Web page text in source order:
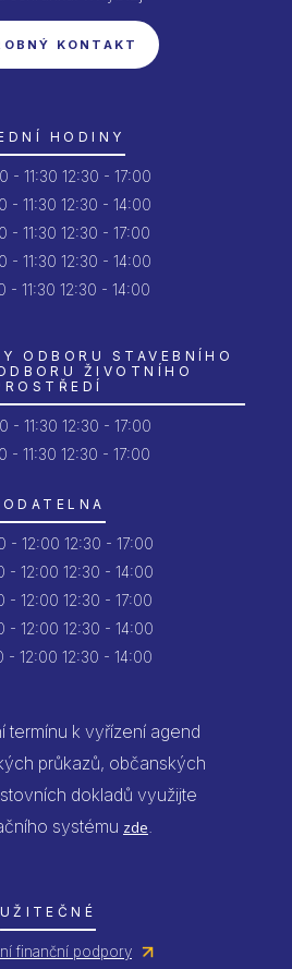
KONTAKT
HODINY
- 11:30 12:30 - 17:00
- 11:30 12:30 - 14:00
- 11:30 12:30 - 17:00
- 11:30 12:30 - 14:00
- 11:30 12:30 - 14:00
ODBORU STAVEBNÍHO
ŽIVOTNÍHO
- 11:30 12:30 - 17:00
- 11:30 12:30 - 17:00
- 12:00 12:30 - 17:00
- 12:00 12:30 - 14:00
- 12:00 12:30 - 17:00
- 12:00 12:30 - 14:00
- 12:00 12:30 - 14:00
termínu k vyřízení agend
průkazů, občanských
dokladů využijte
systému zde
UŽITEČNÉ
finanční podpory